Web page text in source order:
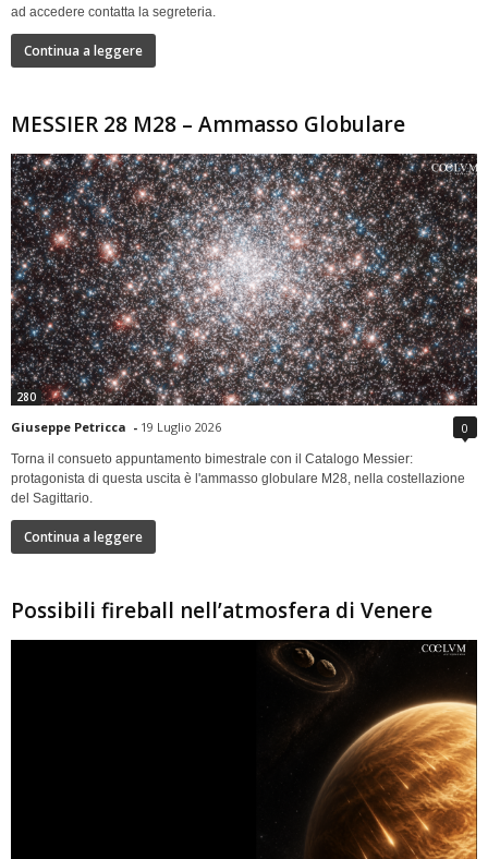
ad accedere contatta la segreteria.
Continua a leggere
MESSIER 28 M28 – Ammasso Globulare
280
Giuseppe Petricca - 19 Luglio 2026 0
Torna il consueto appuntamento bimestrale con il Catalogo Messier:
protagonista di questa uscita è l'ammasso globulare M28, nella costellazione
del Sagittario.
Continua a leggere
Possibili fireball nell’atmosfera di Venere